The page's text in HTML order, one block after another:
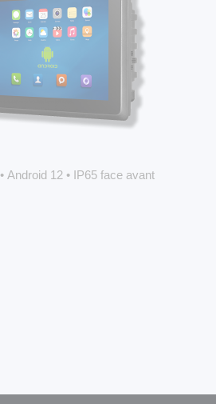
• Android 12 • IP65 face avant